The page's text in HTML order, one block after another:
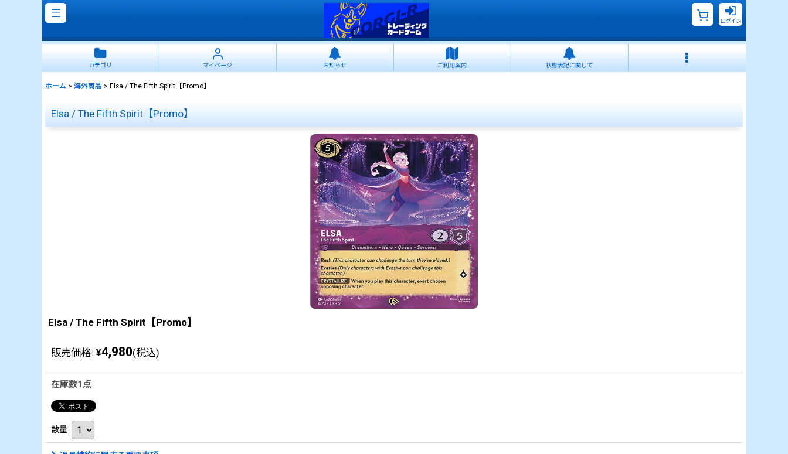
ログイン
カテゴリ マイページ お知らせ ご利用案内 状態表記に関して
ホーム > 海外商品 > Elsa / The Fifth Spirit【Promo】
Elsa / The Fifth Spirit【Promo】
Elsa / The Fifth Spirit【Promo】
販売価格: ¥4,980(税込)
在庫数1点
数量: